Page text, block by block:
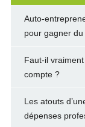
Auto-
pour gagner
Faut-il
compte ?
Les atouts
dépenses